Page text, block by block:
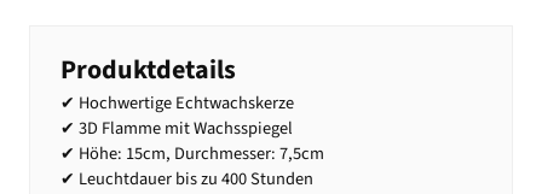
Produktdetails
✔ Hochwertige Echtwachskerze
✔ 3D Flamme mit Wachsspiegel
✔ Höhe: 15cm, Durchmesser: 7,5cm
✔ Leuchtdauer bis zu 400 Stunden